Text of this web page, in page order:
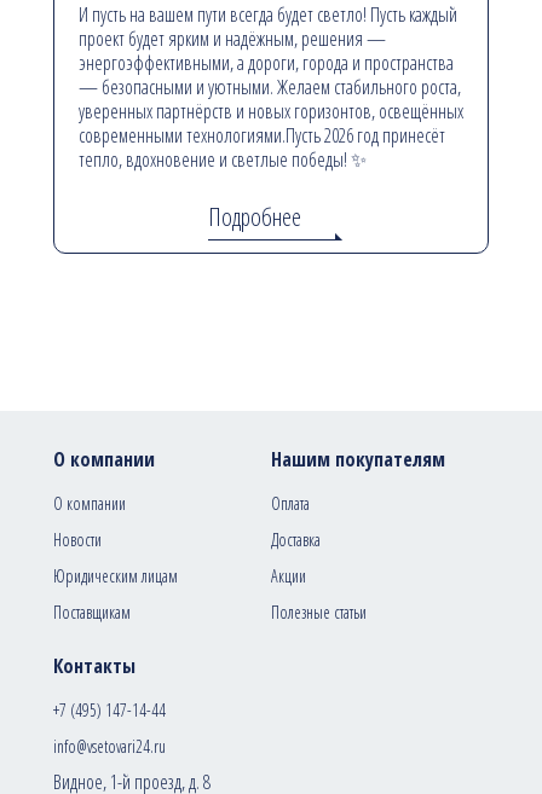
И пусть на вашем пути всегда будет светло! Пусть каждый
проект будет ярким и надёжным, решения —
энергоэффективными, а дороги, города и пространства
— безопасными и уютными. Желаем стабильного роста,
уверенных партнёрств и новых горизонтов, освещённых
современными технологиями.Пусть 2026 год принесёт
тепло, вдохновение и светлые победы! ✨
Подробнее
Контакты
+7 (495) 147-14-44
info@vsetovari24.ru
Видное, 1-й проезд, д. 8
О компании
О компании
Новости
Юридическим лицам
Поставщикам
Нашим покупателям
Оплата
Доставка
Акции
Полезные статьи